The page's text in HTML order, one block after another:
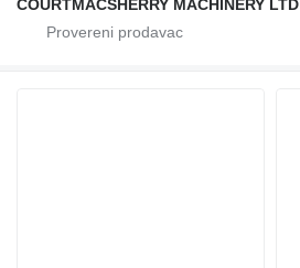
COURTMACSHERRY MACHINERY LTD